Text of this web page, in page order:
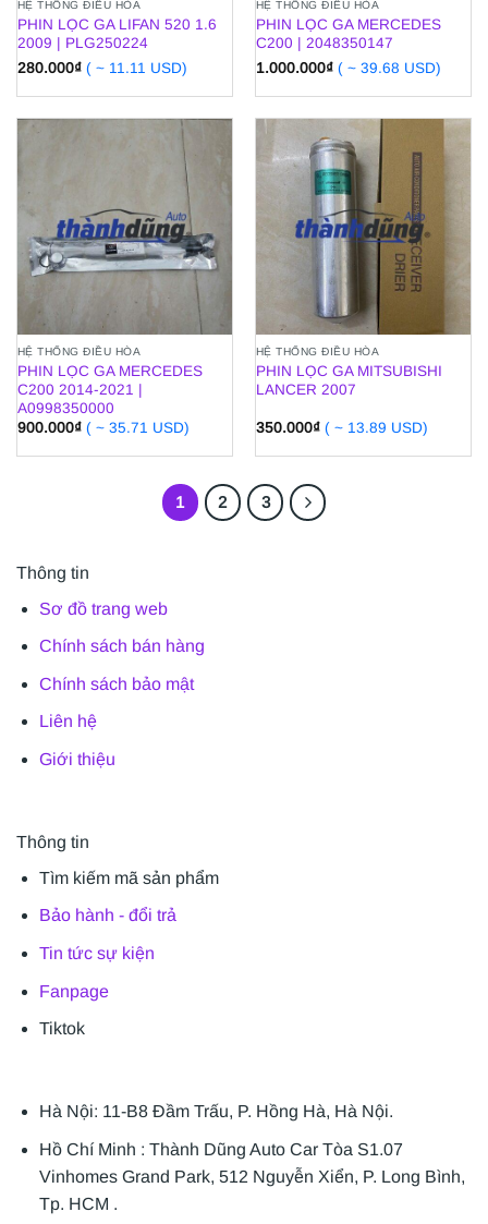
HỆ THỐNG ĐIỀU HÒA
PHIN LỌC GA LIFAN 520 1.6
2009 | PLG250224
280.000₫ ( ~ 11.11 USD)
HỆ THỐNG ĐIỀU HÒA
PHIN LỌC GA MERCEDES
C200 | 2048350147
1.000.000₫ ( ~ 39.68 USD)
HỆ THỐNG ĐIỀU HÒA
PHIN LỌC GA MERCEDES
C200 2014-2021 |
A0998350000
900.000₫ ( ~ 35.71 USD)
HỆ THỐNG ĐIỀU HÒA
PHIN LỌC GA MITSUBISHI
LANCER 2007
350.000₫ ( ~ 13.89 USD)
1 2 3
Thông tin
Sơ đồ trang web
Chính sách bán hàng
Chính sách bảo mật
Liên hệ
Giới thiệu
Thông tin
Tìm kiếm mã sản phẩm
Bảo hành - đổi trả
Tin tức sự kiện
Fanpage
Tiktok
Hà Nội: 11-B8 Đầm Trấu, P. Hồng Hà, Hà Nội.
Hồ Chí Minh : Thành Dũng Auto Car Tòa S1.07
Vinhomes Grand Park, 512 Nguyễn Xiển, P. Long Bình,
Tp. HCM .